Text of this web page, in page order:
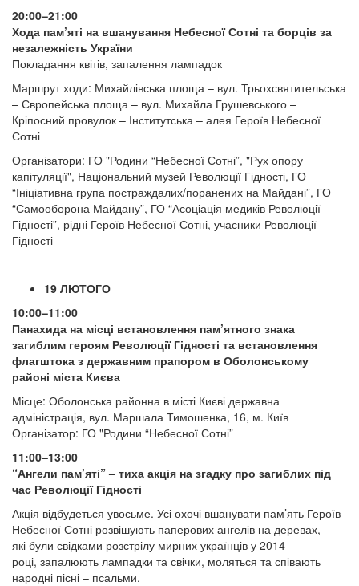
20:00–21:00
Хода пам’яті на вшанування Небесної Сотні та борців за
незалежність України
Покладання квітів, запалення лампадок
Маршрут ходи: Михайлівська площа – вул. Трьохсвятительська
– Європейська площа – вул. Михайла Грушевського –
Кріпосний провулок – Інститутська – алея Героїв Небесної
Сотні
Організатори: ГО "Родини “Небесної Сотні”, "Рух опору
капітуляції", Національний музей Революції Гідності, ГО
“Ініціативна група постраждалих/поранених на Майдані”, ГО
“Самооборона Майдану”, ГО “Асоціація медиків Революції
Гідності”, рідні Героїв Небесної Сотні, учасники Революції
Гідності
19 ЛЮТОГО
10:00–11:00
Панахида на місці встановлення пам’ятного знака
загиблим героям Революції Гідності та встановлення
флагштока з державним прапором в Оболонському
районі міста Києва
Місце: Оболонська районна в місті Києві державна
адміністрація, вул. Маршала Тимошенка, 16, м. Київ
Організатор: ГО "Родини “Небесної Сотні”
11:00–13:00
“Ангели пам’яті” – тиха акція на згадку про загиблих під
час Революції Гідності
Акція відбудеться увосьме. Усі охочі вшанувати пам’ять Героїв
Небесної Сотні розвішують паперових ангелів на деревах,
які були свідками розстрілу мирних українців у 2014
році, запалюють лампадки та свічки, моляться та співають
народні пісні – псальми.